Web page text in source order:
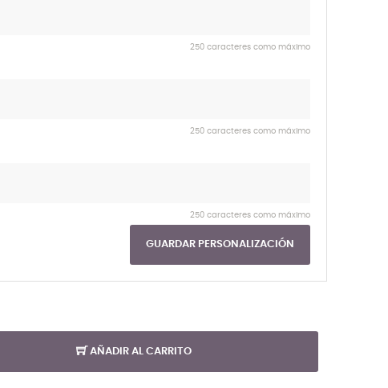
250 caracteres como máximo
250 caracteres como máximo
250 caracteres como máximo
GUARDAR PERSONALIZACIÓN
AÑADIR AL CARRITO